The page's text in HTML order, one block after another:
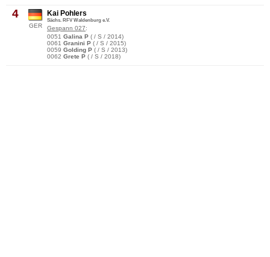
4
GER
Kai Pohlers
Sächs. RFV Waldenburg e.V.
Gespann 027:
0051 Galina P ( / S / 2014)
0061 Granini P ( / S / 2015)
0059 Golding P ( / S / 2013)
0062 Grete P ( / S / 2018)